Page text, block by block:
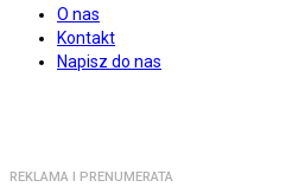
O nas
Kontakt
Napisz do nas
REKLAMA I PRENUMERATA